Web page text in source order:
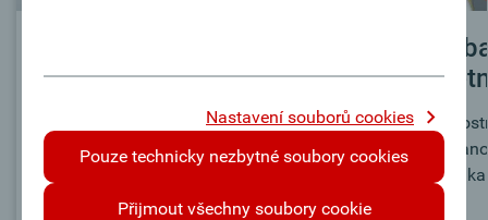
ochraně vkladů v Oberbank.
Více informací
Pokud
debetní
Nastavení souborů cookies
Pouze technicky nezbytné soubory cookies
Přijmout všechny soubory cookie